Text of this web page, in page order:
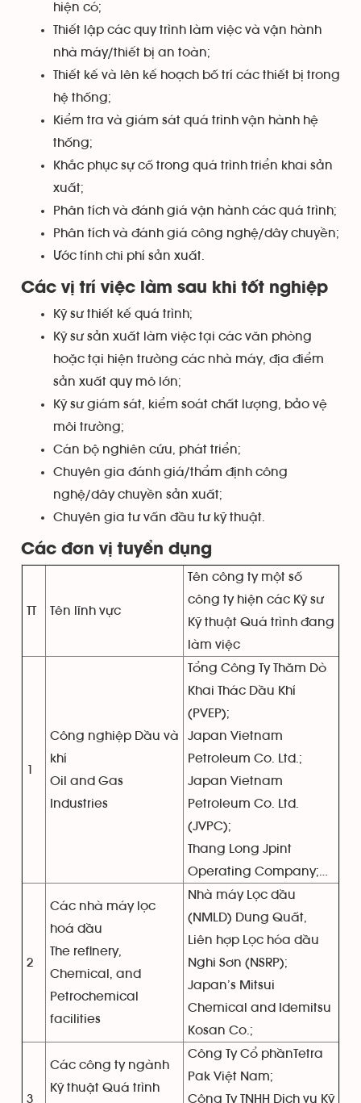
hiện có;
Thiết lập các quy trình làm việc và vận hành
nhà máy/thiết bị an toàn;
Thiết kế và lên kế hoạch bố trí các thiết bị trong
hệ thống;
Kiểm tra và giám sát quá trình vận hành hệ
thống;
Khắc phục sự cố trong quá trình triển khai sản
xuất;
Phân tích và đánh giá vận hành các quá trình;
Phân tích và đánh giá công nghệ/dây chuyền;
Ước tính chi phí sản xuất.
Các vị trí việc làm sau khi tốt nghiệp
Kỹ sư thiết kế quá trình;
Kỹ sư sản xuất làm việc tại các văn phòng
hoặc tại hiện trường các nhà máy, địa điểm
sản xuất quy mô lớn;
Kỹ sư giám sát, kiểm soát chất lượng, bảo vệ
môi trường;
Cán bộ nghiên cứu, phát triển;
Chuyên gia đánh giá/thẩm định công
nghệ/dây chuyền sản xuất;
Chuyên gia tư vấn đầu tư kỹ thuật.
Các đơn vị tuyển dụng
TT Tên lĩnh vực
Tên công ty một số
công ty hiện các Kỹ sư
Kỹ thuật Quá trình đang
làm việc
1
Công nghiệp Dầu và
khí
Oil and Gas
Industries
Tổng Công Ty Thăm Dò
Khai Thác Dầu Khí
(PVEP);
Japan Vietnam
Petroleum Co. Ltd.;
Japan Vietnam
Petroleum Co. Ltd.
(JVPC);
Thang Long Jpint
Operating Company;…
2
Các nhà máy lọc
hoá dầu
The refinery,
Chemical, and
Petrochemical
facilities
Nhà máy Lọc dầu
(NMLD) Dung Quất,
Liên hợp Lọc hóa dầu
Nghi Sơn (NSRP);
Japan’s Mitsui
Chemical and Idemitsu
Kosan Co.;
3
Các công ty ngành
Kỹ thuật Quá trình
Công Ty Cổ phầnTetra
Pak Việt Nam;
Công Ty TNHH Dịch vụ Kỹ